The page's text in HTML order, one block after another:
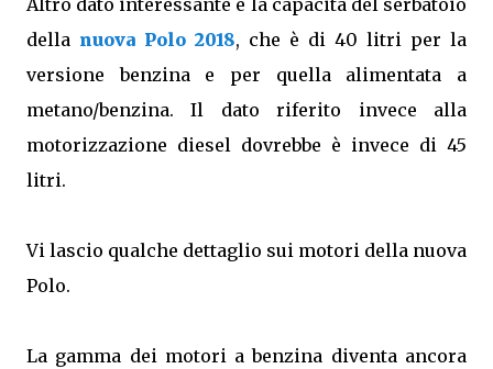
Altro dato interessante è la capacità del serbatoio
della nuova Polo 2018, che è di 40 litri per la
versione benzina e per quella alimentata a
metano/benzina. Il dato riferito invece alla
motorizzazione diesel dovrebbe è invece di 45
litri.
Vi lascio qualche dettaglio sui motori della nuova
Polo.
La gamma dei motori a benzina diventa ancora